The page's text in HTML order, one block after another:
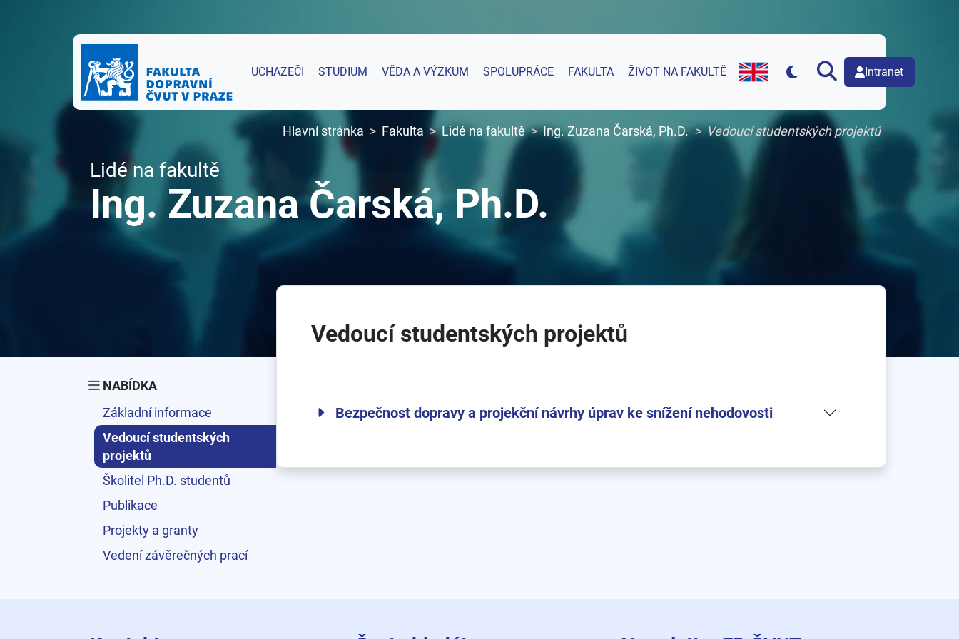
UCHAZEČI STUDIUM VĚDA A VÝZKUM SPOLUPRÁCE FAKULTA ŽIVOT NA FAKULTĚ
English version of web page
Intranet
Hlavní stránka Fakulta Lidé na fakultě Ing. Zuzana Čarská, Ph.D. Vedoucí studentských projektů
Lidé na fakultě
Ing. Zuzana Čarská, Ph.D.
NABÍDKA
Základní informace
Vedoucí studentských
projektů
Školitel Ph.D. studentů
Publikace
Projekty a granty
Vedení závěrečných prací
Vedoucí studentských projektů
Bezpečnost dopravy a projekční návrhy úprav ke snížení nehodovosti